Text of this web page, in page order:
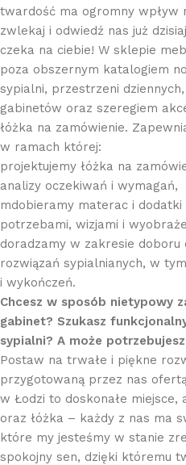
twardość ma ogromny wpływ
zwlekaj i odwiedź nas już
czeka na ciebie! W sklepie
poza obszernym katalogiem
sypialni, przestrzeni
gabinetów oraz szeregiem
łóżka na zamówienie.
w ramach której:
projektujemy łóżka na
analizy oczekiwań i wymagań,
mdobieramy materac i dodatki
potrzebami, wizjami i
doradzamy w zakresie
rozwiązań sypialnianych, w
i wykończeń.
Chcesz w sposób nietypowy
gabinet? Szukasz
sypialni? A może
Postaw na trwałe i piękne
przygotowaną przez nas
w Łodzi to doskonałe
oraz łóżka – każdy z nas ma
które my jesteśmy w stanie
spokojny sen, dzięki któremu